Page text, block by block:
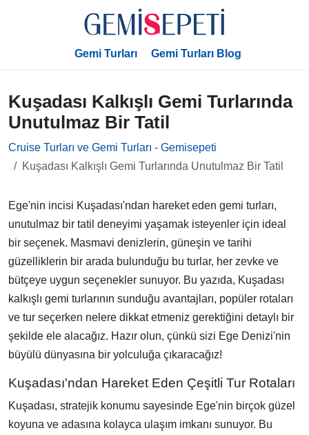
Gemi Turları Gemi Turları Blog
Kuşadası Kalkışlı Gemi Turlarında
Unutulmaz Bir Tatil
Cruise Turları ve Gemi Turları - Gemisepeti
Kuşadası Kalkışlı Gemi Turlarında Unutulmaz Bir Tatil
Ege'nin incisi Kuşadası'ndan hareket eden gemi turları,
unutulmaz bir tatil deneyimi yaşamak isteyenler için ideal
bir seçenek. Masmavi denizlerin, güneşin ve tarihi
güzelliklerin bir arada bulunduğu bu turlar, her zevke ve
bütçeye uygun seçenekler sunuyor. Bu yazıda, Kuşadası
kalkışlı gemi turlarının sunduğu avantajları, popüler rotaları
ve tur seçerken nelere dikkat etmeniz gerektiğini detaylı bir
şekilde ele alacağız. Hazır olun, çünkü sizi Ege Denizi'nin
büyülü dünyasına bir yolculuğa çıkaracağız!
Kuşadası'ndan Hareket Eden Çeşitli Tur Rotaları
Kuşadası, stratejik konumu sayesinde Ege'nin birçok güzel
koyuna ve adasına kolayca ulaşım imkanı sunuyor. Bu